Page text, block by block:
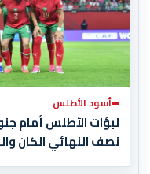
أسود الأطلس
لبؤات الأطلس أمام
نصف النهائي الكان